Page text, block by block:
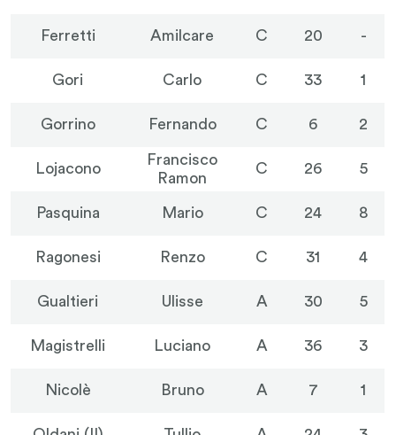
Ferretti Amilcare C 20 -
Gori Carlo C 33 1
Gorrino Fernando C 6 2
Lojacono
Francisco
Ramon
C 26 5
Pasquina Mario C 24 8
Ragonesi Renzo C 31 4
Gualtieri Ulisse A 30 5
Magistrelli Luciano A 36 3
Nicolè Bruno A 7 1